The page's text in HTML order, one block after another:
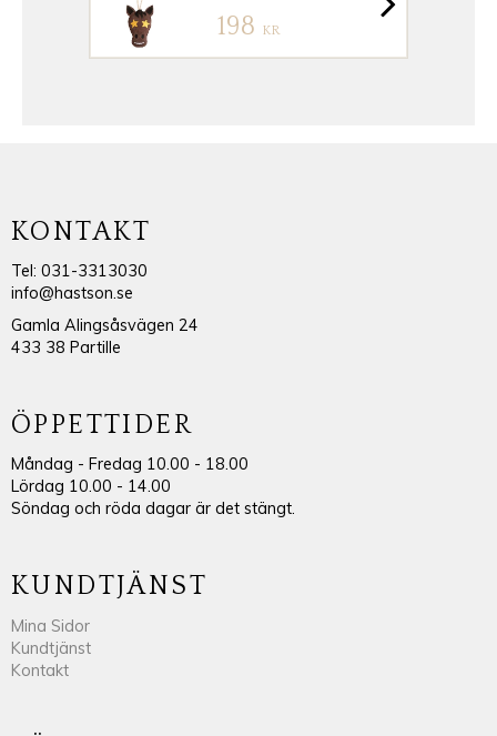
198 KR
KONTAKT
Tel: 031-3313030
info@hastson.se
Gamla Alingsåsvägen 24
433 38 Partille
ÖPPETTIDER
Måndag - Fredag 10.00 - 18.00
Lördag 10.00 - 14.00
Söndag och röda dagar är det stängt.
KUNDTJÄNST
Mina Sidor
Kundtjänst
Kontakt